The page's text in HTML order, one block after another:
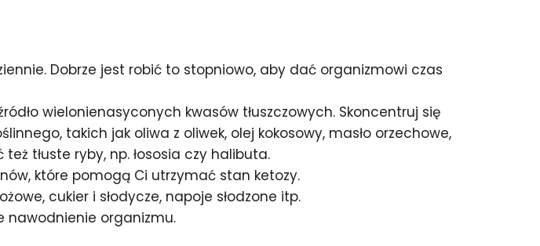
Dobrze jest robić to stopniowo, aby dać organizmowi czas
wielonienasyconych kwasów tłuszczowych. Skoncentruj się
takich jak oliwa z oliwek, olej kokosowy, masło orzechowe,
tłuste ryby, np. łososia czy halibuta.
które pomogą Ci utrzymać stan ketozy.
cukier i słodycze, napoje słodzone itp.
nawodnienie organizmu.